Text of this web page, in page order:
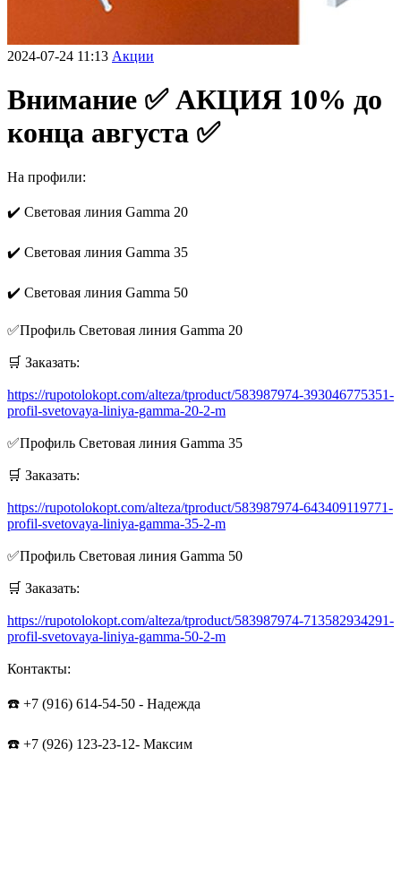
2024-07-24 11:13 Акции
Внимание ✅ АКЦИЯ 10% до
конца августа ✅
На профили:
✔️ Световая линия Gamma 20
✔️ Световая линия Gamma 35
✔️ Световая линия Gamma 50
✅Профиль Световая линия Gamma 20
🛒 Заказать:
https://rupotolokopt.com/alteza/tproduct/583987974-393046775351-
profil-svetovaya-liniya-gamma-20-2-m
✅Профиль Световая линия Gamma 35
🛒 Заказать:
https://rupotolokopt.com/alteza/tproduct/583987974-643409119771-
profil-svetovaya-liniya-gamma-35-2-m
✅Профиль Световая линия Gamma 50
🛒 Заказать:
https://rupotolokopt.com/alteza/tproduct/583987974-713582934291-
profil-svetovaya-liniya-gamma-50-2-m
Контакты:
☎️ +7 (916) 614-54-50 - Надежда
☎️ +7 (926) 123-23-12- Максим